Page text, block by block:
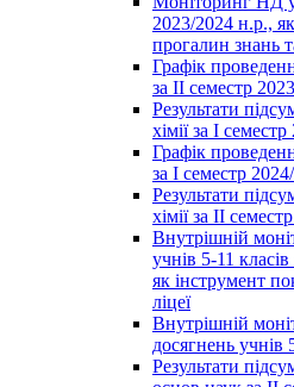
2023/2024 н.р.,
прогалин знань
Графік
за ІІ семестр
Результати
хімії за І
Графік
за І семестр
Результати
хімії за ІІ
Внутрішній
учнів 5-11
як інструмент
ліцеї
Внутрішній
досягнень учнів
Результати